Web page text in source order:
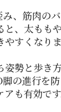
、筋肉の
、太もも
すくなりま
勢と歩き
の進行を
も有効です